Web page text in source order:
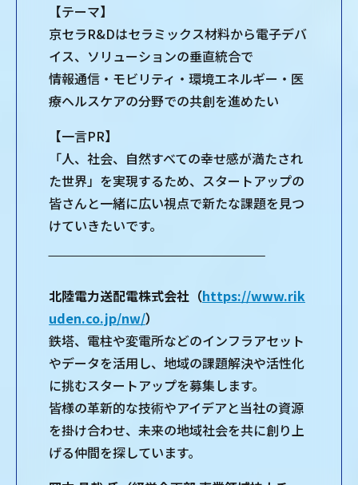
【テーマ】
京セラR&Dはセラミックス材料から電子デバ
イス、ソリューションの垂直統合で
情報通信・モビリティ・環境エネルギー・医
療ヘルスケアの分野での共創を進めたい
【一言PR】
「人、社会、自然すべての幸せ感が満たされ
た世界」を実現するため、スタートアップの
皆さんと一緒に広い視点で新たな課題を見つ
けていきたいです。
‾‾‾‾‾‾‾‾‾‾‾‾‾‾‾‾‾‾‾‾‾‾‾‾‾‾‾‾‾‾‾‾‾‾‾‾‾‾‾‾‾‾‾‾‾‾‾‾‾‾‾‾‾‾
北陸電力送配電株式会社（https://www.rik
uden.co.jp/nw/）
鉄塔、電柱や変電所などのインフラアセット
やデータを活用し、地域の課題解決や活性化
に挑むスタートアップを募集します。
皆様の革新的な技術やアイデアと当社の資源
を掛け合わせ、未来の地域社会を共に創り上
げる仲間を探しています。